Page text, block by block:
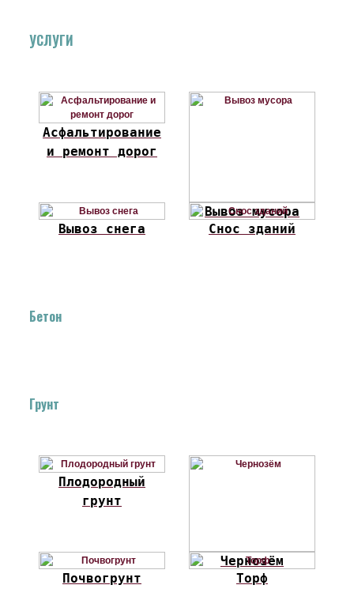
УСЛУГИ
Асфальтирование
и ремонт дорог
Вывоз мусора
Вывоз снега
Снос зданий
Бетон
Грунт
Плодородный
грунт
Чернозём
Почвогрунт
Торф